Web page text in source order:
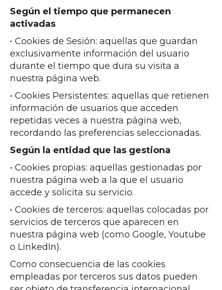
Según el tiempo que permanecen
activadas
• Cookies de Sesión: aquellas que guardan
exclusivamente información del usuario
durante el tiempo que dura su visita a
nuestra página web.
• Cookies Persistentes: aquellas que retienen
información de usuarios que acceden
repetidas veces a nuestra página web,
recordando las preferencias seleccionadas.
Según la entidad que las gestiona
• Cookies propias: aquellas gestionadas por
nuestra página web a la que el usuario
accede y solicita su servicio.
• Cookies de terceros: aquellas colocadas por
servicios de terceros que aparecen en
nuestra página web (como Google, Youtube
o LinkedIn).
Como consecuencia de las cookies
empleadas por terceros sus datos pueden